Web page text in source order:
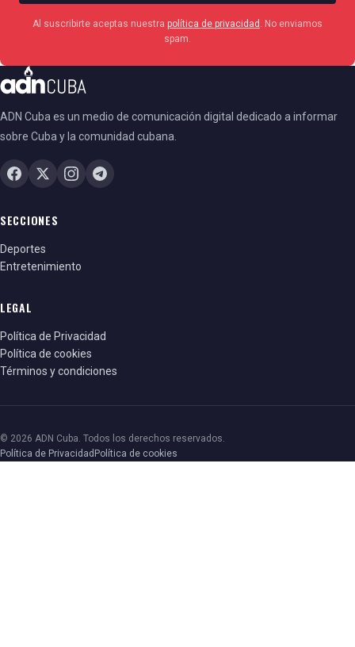
Al suscribirte aceptas nuestra política de privacidad . No enviamos
spam.
ADN Cuba es un medio de comunicación digital dedicado a informar
sobre Cuba y la comunidad cubana.
SECCIONES
Deportes
Entretenimiento
LEGAL
Política de Privacidad
Política de cookies
Términos y condiciones
© 2026 ADN Cuba. Todos los derechos reservados.
Política de Privacidad Política de cookies